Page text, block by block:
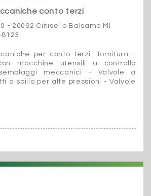
conto terzi
- 20092 Cinisello Balsamo MI
per conto terzi: Tornitura -
macchine utensili a controllo
meccanici - Valvole a
a spillo per alte pressioni - Valvole